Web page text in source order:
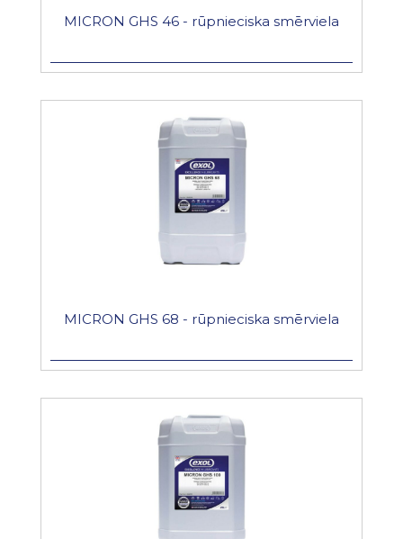
MICRON GHS 46 - rūpnieciska smērviela
MICRON GHS 68 - rūpnieciska smērviela